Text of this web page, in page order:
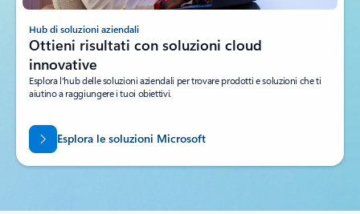
Hub di soluzioni aziendali
Ottieni risultati con soluzioni cloud
innovative
Esplora l'hub delle soluzioni aziendali per trovare prodotti e soluzioni che ti
aiutino a raggiungere i tuoi obiettivi.
Esplora le soluzioni Microsoft